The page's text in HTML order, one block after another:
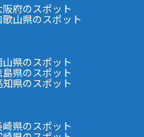
阪府のスポット
歌山県のスポット
山県のスポット
島県のスポット
知県のスポット
崎県のスポット